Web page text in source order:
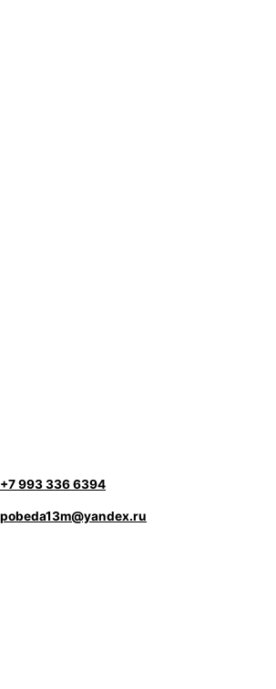
+7 993 336 6394
pobeda13m@yandex.ru